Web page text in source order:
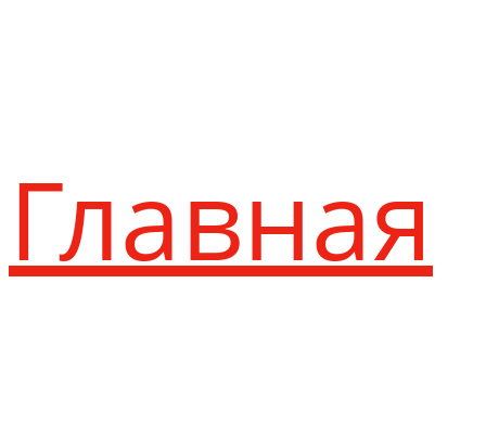
Главная